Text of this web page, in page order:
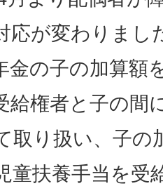
応が変わりまし
金の子の加算額
給権者と子の間
取り扱い、子の
童扶養手当を受